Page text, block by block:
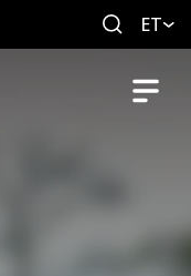
ET